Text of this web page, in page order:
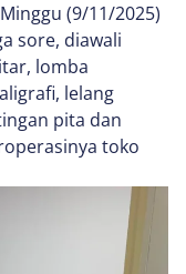
(9/11/2025)
sore, diawali
lomba
lelang
pita dan
toko